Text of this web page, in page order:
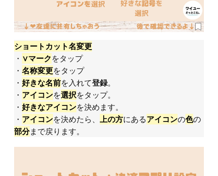
ショートカット名変更
・ ∨マークをタップ
・ 名称変更をタップ
・ 好きな名前を入れて登録。
・ アイコンを選択をタップ。
・ 好きなアイコンを決めます。
・ アイコンを決めたら、 上の方にあるアイコンの色の
部分まで戻ります。